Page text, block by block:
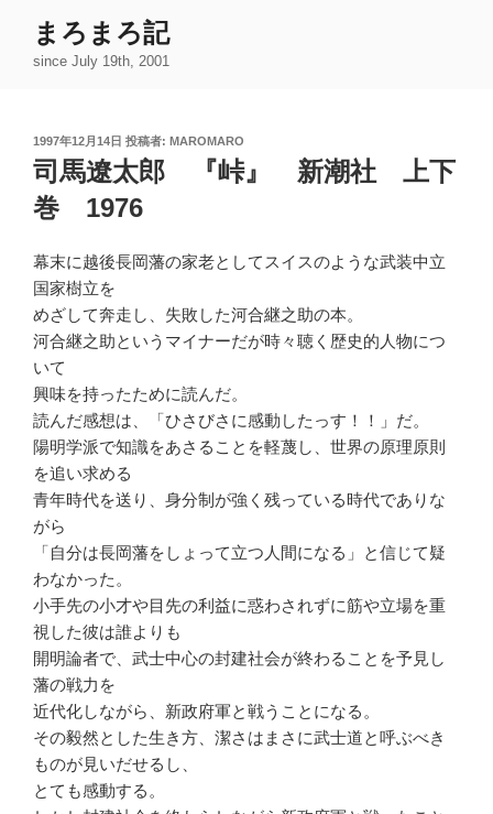
まろまろ記
since July 19th, 2001
投
稿
日:
1997年12月14日 投稿者: MAROMARO
司馬遼太郎 『峠』 新潮社 上下
巻 1976
幕末に越後長岡藩の家老としてスイスのような武装中立
国家樹立を
めざして奔走し、失敗した河合継之助の本。
河合継之助というマイナーだが時々聴く歴史的人物につ
いて
興味を持ったために読んだ。
読んだ感想は、「ひさびさに感動したっす！！」だ。
陽明学派で知識をあさることを軽蔑し、世界の原理原則
を追い求める
青年時代を送り、身分制が強く残っている時代でありな
がら
「自分は長岡藩をしょって立つ人間になる」と信じて疑
わなかった。
小手先の小才や目先の利益に惑わされずに筋や立場を重
視した彼は誰よりも
開明論者で、武士中心の封建社会が終わることを予見し
藩の戦力を
近代化しながら、新政府軍と戦うことになる。
その毅然とした生き方、潔さはまさに武士道と呼ぶべき
ものが見いだせるし、
とても感動する。